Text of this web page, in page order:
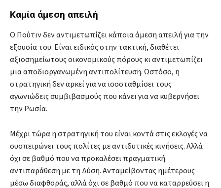
Καμία άμεση απειλή
Ο Πούτιν δεν αντιμετωπίζει κάποια άμεση απειλή για την
εξουσία του. Είναι ειδικός στην τακτική, διαθέτει
αξιοσημείωτους οικονομικούς πόρους κι αντιμετωπίζει
μια αποδιοργανωμένη αντιπολίτευση. Ωστόσο, η
στρατηγική δεν αρκεί για να ισοσταθμίσει τους
αγωνιώδεις συμβιβασμούς που κάνει για να κυβερνήσει
την Ρωσία.
Μέχρι τώρα η στρατηγική του είναι κοντά στις εκλογές να
συσπειρώνει τους πολίτες με αντιδυτικές κινήσεις. Aλλά
όχι σε βαθμό που να προκαλέσει πραγματική
αντιπαράθεση με τη Δύση. Ανταμείβοντας ημέτερους
μέσω διαφθοράς, αλλά όχι σε βαθμό που να καταρρεύσει η